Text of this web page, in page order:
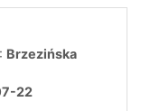
Brzezińska
22